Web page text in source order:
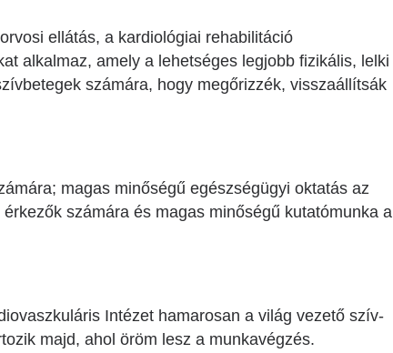
ellátás, a kardiológiai rehabilitáció
alkalmaz, amely a lehetséges legjobb fizikális, lelki
számára, hogy megőrizzék, visszaállítsák
magas minőségű egészségügyi oktatás az
számára és magas minőségű kutatómunka a
Intézet hamarosan a világ vezető szív-
majd, ahol öröm lesz a munkavégzés.